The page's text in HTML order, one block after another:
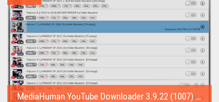
MediaHuman YouTube Downloader 3.9.22 (1007) (Repack & Portable)